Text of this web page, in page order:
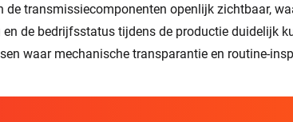
transmissiecomponenten openlijk zichtbaar,
de bedrijfsstatus tijdens de productie duidelijk
waar mechanische transparantie en routine-